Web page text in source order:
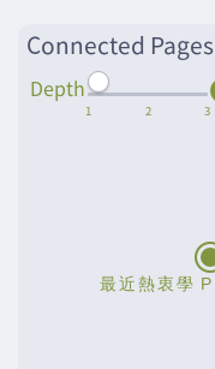
Connected Pages
Depth